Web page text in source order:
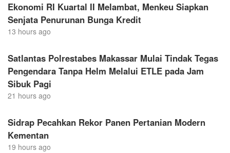
Ekonomi RI Kuartal II Melambat, Menkeu Siapkan
Senjata Penurunan Bunga Kredit
13 hours ago
Satlantas Polrestabes Makassar Mulai Tindak Tegas
Pengendara Tanpa Helm Melalui ETLE pada Jam
Sibuk Pagi
21 hours ago
Sidrap Pecahkan Rekor Panen Pertanian Modern
Kementan
19 hours ago